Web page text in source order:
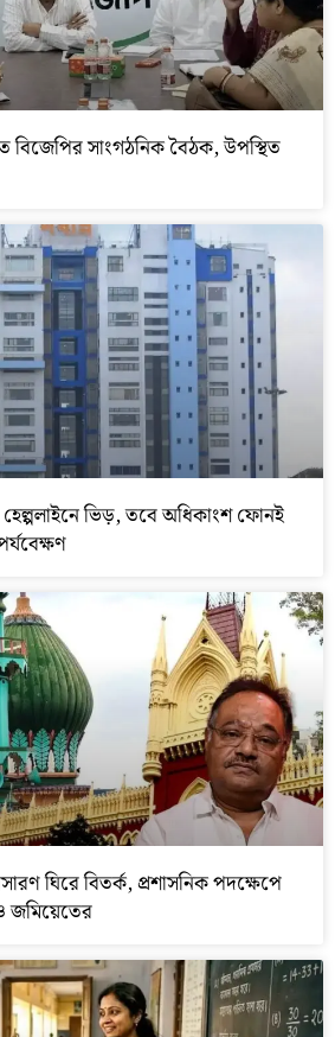
সাংগঠনিক বৈঠক, উপস্থিত
ভিড়, তবে অধিকাংশ ফোনই
ঘিরে বিতর্ক, প্রশাসনিক পদক্ষেপে